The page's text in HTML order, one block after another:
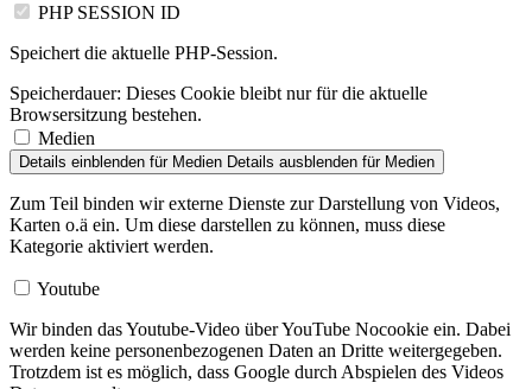
PHP SESSION ID
Speichert die aktuelle PHP-Session.
Speicherdauer: Dieses Cookie bleibt nur für die aktuelle
Browsersitzung bestehen.
Medien
Details einblenden für Medien Details ausblenden für Medien
Zum Teil binden wir externe Dienste zur Darstellung von Videos,
Karten o.ä ein. Um diese darstellen zu können, muss diese
Kategorie aktiviert werden.
Youtube
Wir binden das Youtube-Video über YouTube Nocookie ein. Dabei
werden keine personenbezogenen Daten an Dritte weitergegeben.
Trotzdem ist es möglich, dass Google durch Abspielen des Videos